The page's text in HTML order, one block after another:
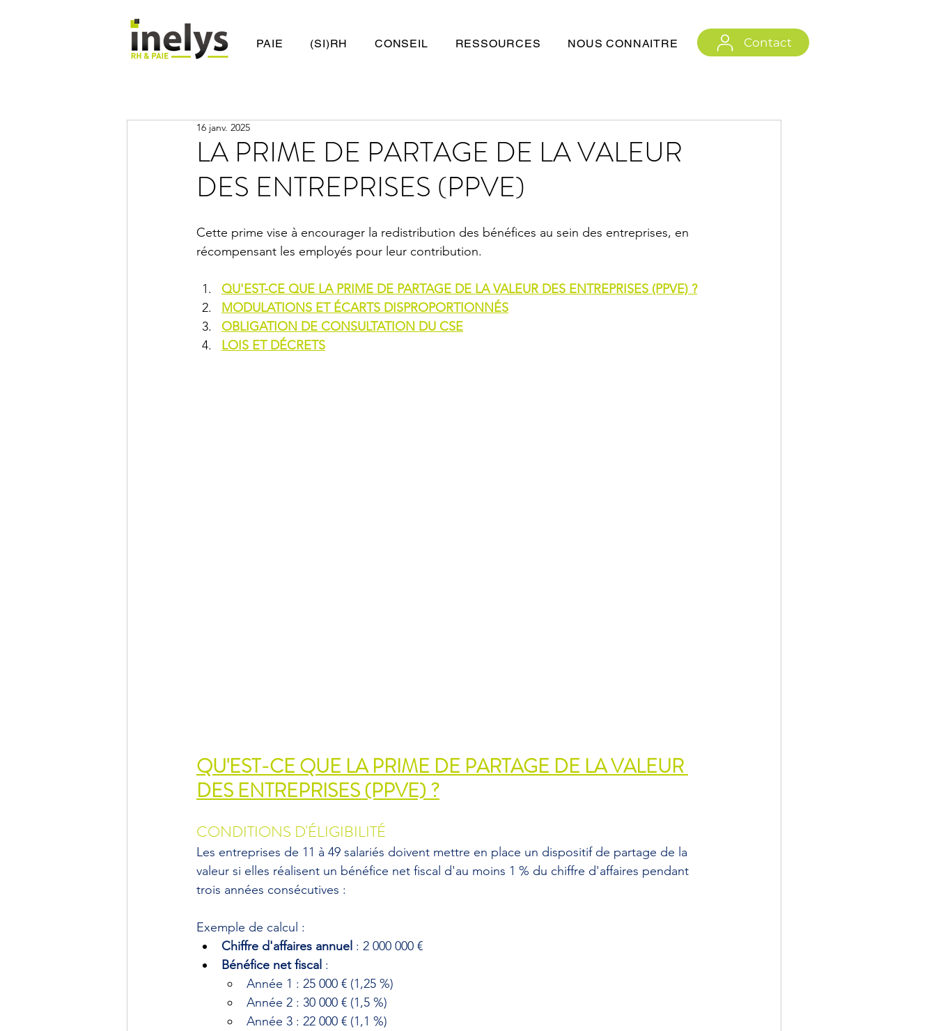
PAIE (SI)RH CONSEIL RESSOURCES NOUS CONNAITRE Contact
LA PRIME DE PARTAGE DE LA VALEUR
DES ENTREPRISES (PPVE)
16 janv. 2025
Cette prime vise à encourager la redistribution des bénéfices au sein des entreprises, en
récompensant les employés pour leur contribution.
QU'EST-CE QUE LA PRIME DE PARTAGE DE LA VALEUR DES ENTREPRISES (PPVE) ?
MODULATIONS ET ÉCARTS DISPROPORTIONNÉS
OBLIGATION DE CONSULTATION DU CSE
LOIS ET DÉCRETS
QU'EST-CE QUE LA PRIME DE PARTAGE DE LA VALEUR
DES ENTREPRISES (PPVE) ?
CONDITIONS D'ÉLIGIBILITÉ
Les entreprises de 11 à 49 salariés doivent mettre en place un dispositif de partage de la
valeur si elles réalisent un bénéfice net fiscal d'au moins 1 % du chiffre d'affaires pendant
trois années consécutives :
Exemple de calcul :
Chiffre d'affaires annuel : 2 000 000 €
Bénéfice net fiscal :
Année 1 : 25 000 € (1,25 %)
Année 2 : 30 000 € (1,5 %)
Année 3 : 22 000 € (1,1 %)